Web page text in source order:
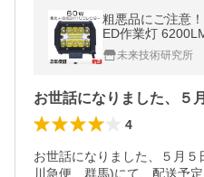
粗悪品にご注意
ED作業灯
SRAM製チップ
年保証 2個
未来技術研究所
4
お世話になりました、５月
川急便、群馬)にて、配送予